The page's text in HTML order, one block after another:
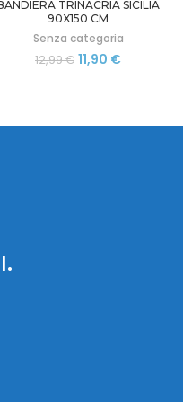
TRINACRIA SICILIA
90X150 CM
Senza categoria
12,99€ Il
12,99 €.
11,90 €Il
11,90 €.